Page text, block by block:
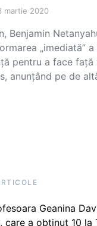
martie 2020
Benjamin
„imediată”
pentru a face faţă
anunţând pe de
Geanina
care a obținut 10 la